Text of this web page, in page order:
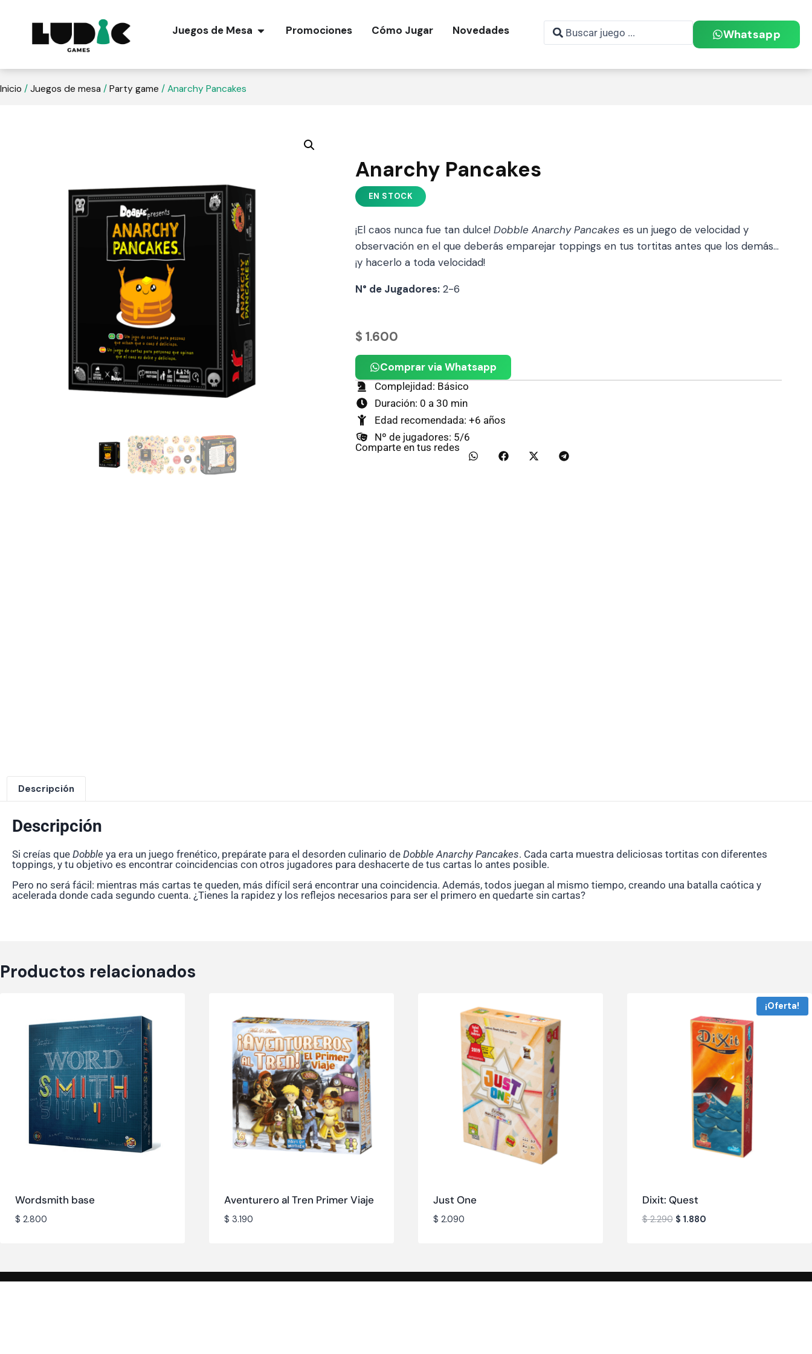
Juegos de Mesa Promociones Cómo Jugar Novedades Whatsapp
Inicio /Juegos de mesa /Party game / Anarchy Pancakes
Anarchy Pancakes
¡El caos nunca fue tan dulce! Dobble Anarchy Pancakes es un juego de velocidad y
observación en el que deberás emparejar toppings en tus tortitas antes que los demás…
¡y hacerlo a toda velocidad!
N° de Jugadores:2-6
$ 1.600
Comprar via Whatsapp
Complejidad: Básico
Duración: 0 a 30 min
Edad recomendada: +6 años
Nº de jugadores: 5/6
Comparte en tus redes
Descripción
Descripción
Si creías que Dobble ya era un juego frenético, prepárate para el desorden culinario de Dobble Anarchy Pancakes. Cada carta muestra deliciosas tortitas con diferentes
toppings, y tu objetivo es encontrar coincidencias con otros jugadores para deshacerte de tus cartas lo antes posible.
Pero no será fácil: mientras más cartas te queden, más difícil será encontrar una coincidencia. Además, todos juegan al mismo tiempo, creando una batalla caótica y
acelerada donde cada segundo cuenta. ¿Tienes la rapidez y los reflejos necesarios para ser el primero en quedarte sin cartas?
Productos relacionados
Wordsmith base
$ 2.800
Aventurero al Tren Primer Viaje
$ 3.190
Just One
$ 2.090
¡Oferta!
Dixit: Quest
$2.290 $ 1.880